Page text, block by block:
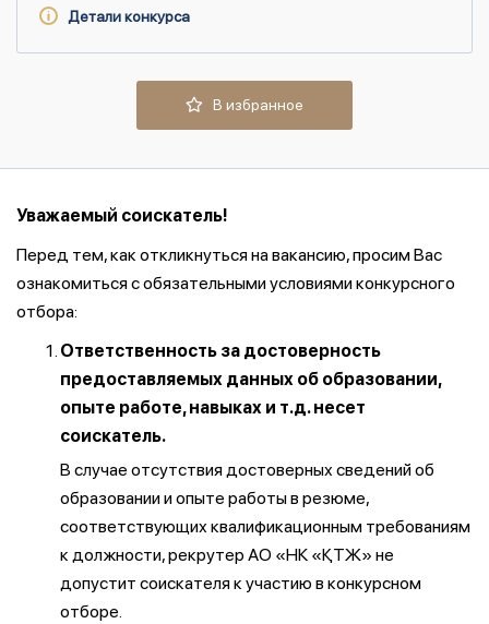
Детали конкурса
В избранное
Уважаемый соискатель!
Перед тем, как откликнуться на вакансию, просим Вас
ознакомиться с обязательными условиями конкурсного
отбора:
Ответственность за достоверность
предоставляемых данных об образовании,
опыте работе, навыках и т.д. несет
соискатель.
В случае отсутствия достоверных сведений об
образовании и опыте работы в резюме,
соответствующих квалификационным требованиям
к должности, рекрутер АО «НК «ҚТЖ» не
допустит соискателя к участию в конкурсном
отборе.